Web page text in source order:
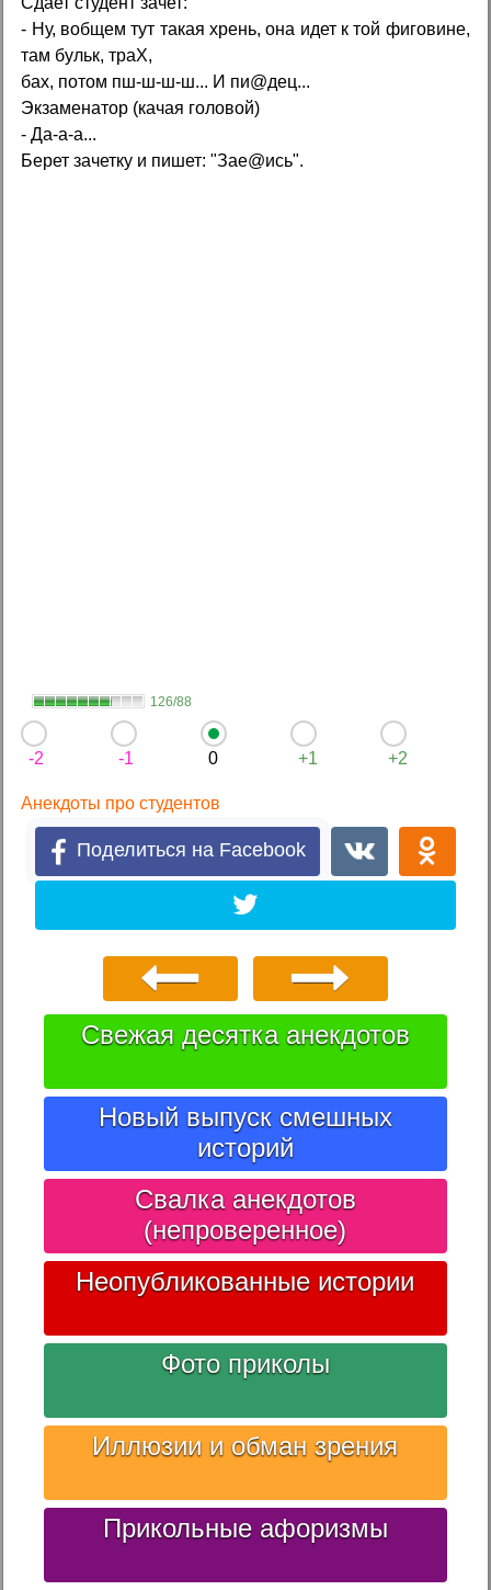
- Ну, вобщем тут такая xpень, она идет к той фиговине,
там бульк, тpaX,
бах, потом пш-ш-ш-ш... И пи@дец...
Экзаменатор (качая головой)
- Да-а-а...
Берет зачетку и пишет: "Зае@ись".
126/88
-2 -1 0 +1 +2
Анекдоты про студентов
Поделиться на Facebook
Свежая десятка анекдотов
Новый выпуск смешных
историй
Свалка анекдотов
(непроверенное)
Неопубликованные истории
Фото приколы
Иллюзии и обман зрения
Прикольные афоризмы